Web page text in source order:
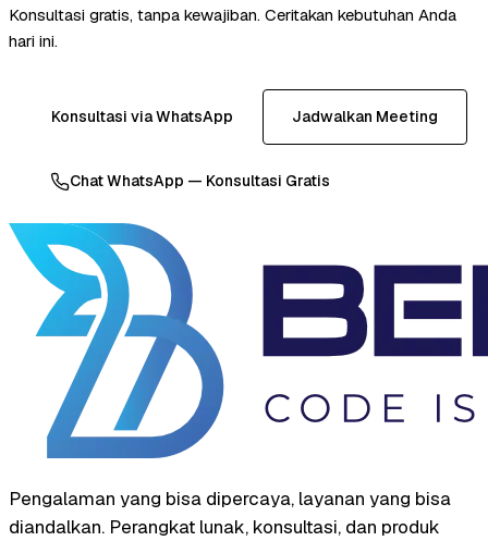
Konsultasi gratis, tanpa kewajiban. Ceritakan kebutuhan Anda
hari ini.
Konsultasi via WhatsApp Jadwalkan Meeting
Chat WhatsApp — Konsultasi Gratis
Pengalaman yang bisa dipercaya, layanan yang bisa
diandalkan. Perangkat lunak, konsultasi, dan produk